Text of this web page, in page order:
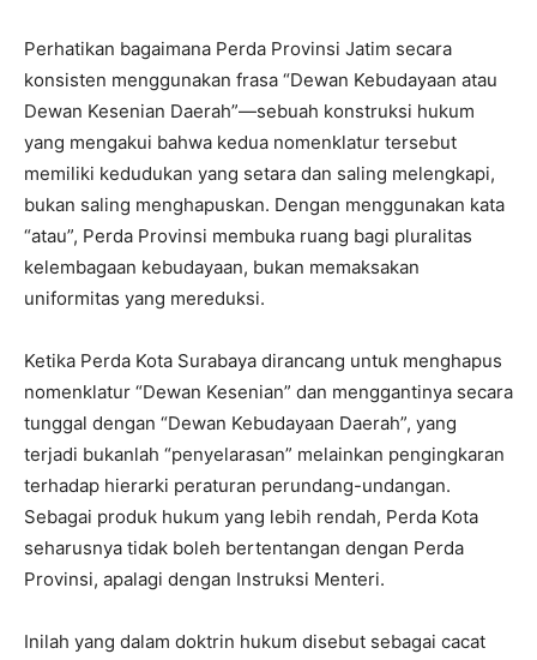
Perhatikan bagaimana Perda Provinsi Jatim secara
konsisten menggunakan frasa “Dewan Kebudayaan atau
Dewan Kesenian Daerah”—sebuah konstruksi hukum
yang mengakui bahwa kedua nomenklatur tersebut
memiliki kedudukan yang setara dan saling melengkapi,
bukan saling menghapuskan. Dengan menggunakan kata
“atau”, Perda Provinsi membuka ruang bagi pluralitas
kelembagaan kebudayaan, bukan memaksakan
uniformitas yang mereduksi.
Ketika Perda Kota Surabaya dirancang untuk menghapus
nomenklatur “Dewan Kesenian” dan menggantinya secara
tunggal dengan “Dewan Kebudayaan Daerah”, yang
terjadi bukanlah “penyelarasan” melainkan pengingkaran
terhadap hierarki peraturan perundang-undangan.
Sebagai produk hukum yang lebih rendah, Perda Kota
seharusnya tidak boleh bertentangan dengan Perda
Provinsi, apalagi dengan Instruksi Menteri.
Inilah yang dalam doktrin hukum disebut sebagai cacat